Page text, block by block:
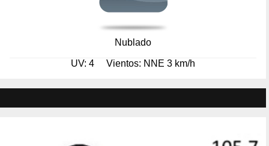
Nublado
UV: 4 Vientos: NNE 3 km/h